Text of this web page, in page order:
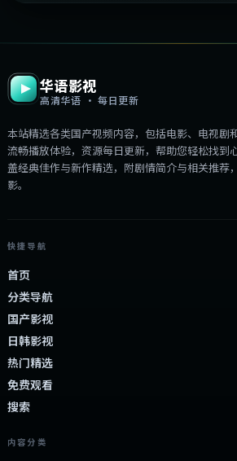
华语影视
高清华语 · 每日更新
本站精选各类国产视频内容，包括电影、电视剧
流畅播放体验，资源每日更新，帮助您轻松找到
盖经典佳作与新作精选，附剧情简介与相关推荐
影。
快捷导航
首页
分类导航
国产影视
日韩影视
热门精选
免费观看
搜索
内容分类